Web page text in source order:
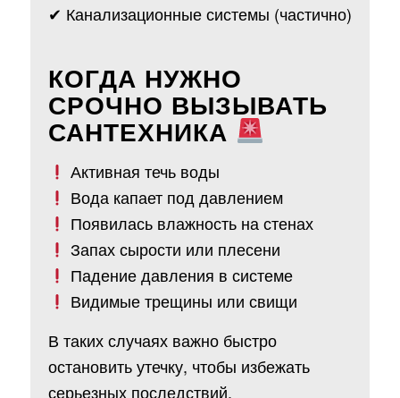
✔ Канализационные системы (частично)
КОГДА НУЖНО
СРОЧНО ВЫЗЫВАТЬ
САНТЕХНИКА
Активная течь воды
Вода капает под давлением
Появилась влажность на стенах
Запах сырости или плесени
Падение давления в системе
Видимые трещины или свищи
В таких случаях важно быстро
остановить утечку, чтобы избежать
серьезных последствий.